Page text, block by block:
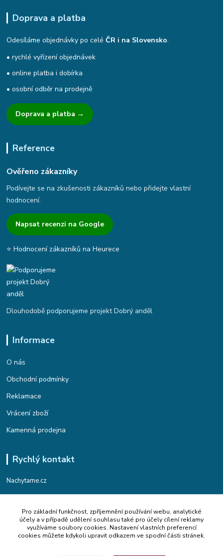
Doprava a platba
Odesíláme objednávky po celéČR i na Slovensko.
• rychlé vyřízení objednávek
• online platba i dobírka
• osobní odběr na prodejně
Doprava a platba →
Reference
Ověřeno zákazníky
Podívejte se na zkušenosti zákazníků nebo přidejte vlastní
hodnocení.
Napsat recenzi na Google
⭐ Hodnocení zákazníků na Heurece
Dlouhodobě podporujeme projekt Dobrý anděl
Informace
O nás
Obchodní podmínky
Reklamace
Vrácení zboží
Kamenná prodejna
Rychlý kontakt
Nachytame.cz
(Po-Pá, 9:00-17:00 hod.)
Email : info@nachytame.cz
Pro základní funkčnost, zpříjemnění používání webu, analytické
účely a v případě udělení souhlasu také pro účely cílení reklamy
využíváme soubory cookies. Nastavení vlastních preferencí
cookies můžete kdykoli upravit odkazem ve spodní části stránek.